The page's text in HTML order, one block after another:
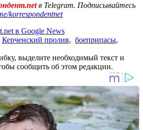
в Telegram. Подписывайтесь
korrespondentnet
в Google News
Керченский пролив, боеприпасы,
выделите необходимый текст и
сообщить об этом редакции.